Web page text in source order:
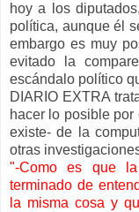
hoy a los
política, aunque él
embargo es muy
evitado la
escándalo político
DIARIO EXTRA
hacer lo posible
existe- de la
otras
"-Como es que
terminado de
la misma cosa y